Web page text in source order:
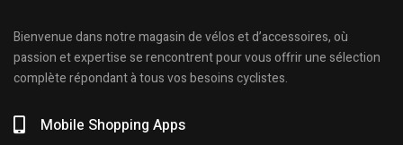
Bienvenue dans notre magasin de vélos et d’accessoires, où
passion et expertise se rencontrent pour vous offrir une sélection
complète répondant à tous vos besoins cyclistes.
Mobile Shopping Apps